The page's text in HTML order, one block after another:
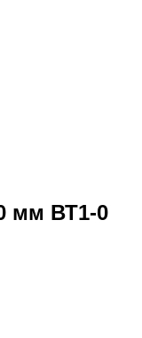
мм ВТ1-0